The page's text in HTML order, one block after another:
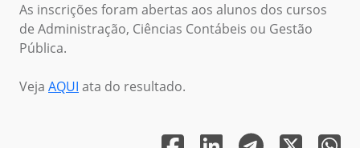
As inscrições foram abertas aos alunos dos cursos
de Administração, Ciências Contábeis ou Gestão
Pública.
Veja AQUI ata do resultado.